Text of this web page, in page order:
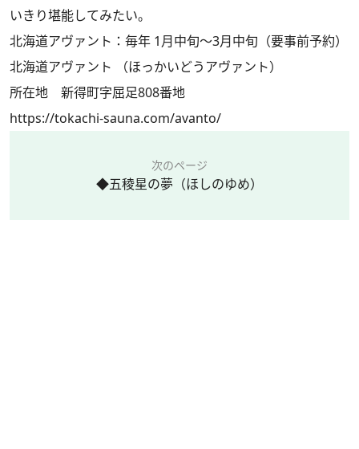
いきり堪能してみたい。
北海道アヴァント：毎年 1月中旬～3月中旬（要事前予約）
北海道アヴァント （ほっかいどうアヴァント）
所在地 新得町字屈足808番地
https://tokachi-sauna.com/avanto/
次のページ
◆五稜星の夢（ほしのゆめ）